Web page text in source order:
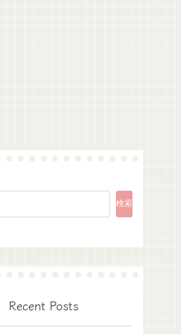
検索
Recent Posts